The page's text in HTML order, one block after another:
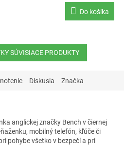
Do košíka
SÚVISIACE PRODUKTY
Diskusia Značka
anglickej značky Bench v čiernej
mobilný telefón, kľúče či
pohybe všetko v bezpečí a pri